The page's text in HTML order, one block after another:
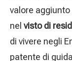
valore
nel visto di
di vivere negli
patente di